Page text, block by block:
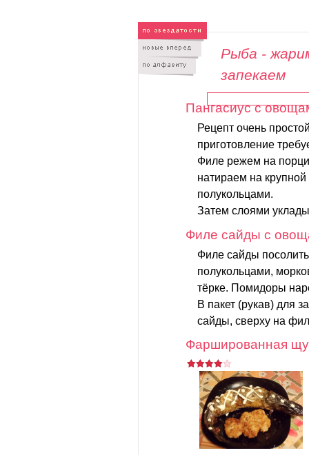
Рыба -
запекаем
Пангасиус с
Рецепт очень
приготовление
Филе режем на
натираем на
полукольцами.
Затем слоями
Филе сайды с
Филе сайды
полукольцами,
тёрке. Помидоры
В пакет (рукав) для
сайды, сверху на
Фаршированная